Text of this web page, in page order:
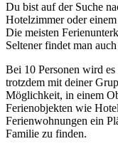
Du bist auf der Suche
Hotelzimmer oder einem
Die meisten
Seltener findet man
Bei 10 Personen wird
trotzdem mit deiner
Möglichkeit, in einem
Ferienobjekten wie
Ferienwohnungen ein
Familie zu finden.